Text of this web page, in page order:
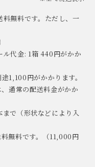
無料です。ただし、一
代金: 1箱 440円がかか
1,100円がかかります。
通常の配送料金がかか
で（形状などにより入
無料です。（11,000円